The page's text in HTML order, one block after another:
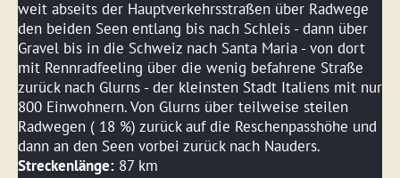
weit abseits der Hauptverkehrsstraßen über Radwege
den beiden Seen entlang bis nach Schleis - dann über
Gravel bis in die Schweiz nach Santa Maria - von dort
mit Rennradfeeling über die wenig befahrene Straße
zurück nach Glurns - der kleinsten Stadt Italiens mit nur
800 Einwohnern. Von Glurns über teilweise steilen
Radwegen ( 18 %) zurück auf die Reschenpasshöhe und
dann an den Seen vorbei zurück nach Nauders.
Streckenlänge: 87 km